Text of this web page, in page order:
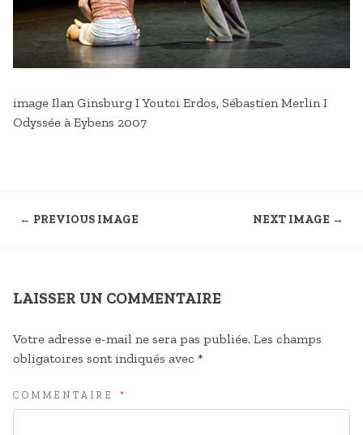
image Ilan Ginsburg I Youtci Erdos, Sébastien Merlin I
Odyssée à Eybens 2007
← PREVIOUS IMAGE NEXT IMAGE →
LAISSER UN COMMENTAIRE
Votre adresse e-mail ne sera pas publiée. Les champs
obligatoires sont indiqués avec *
COMMENTAIRE *